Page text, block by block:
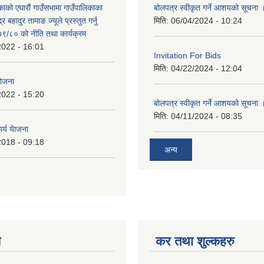
एघारौं गाउँसभामा गाउँपालिकाका
बहादुर तामाङ ज्यूले प्रस्तुत गर्नु
८० को नीति तथा कार्यक्रम
- 16:01
- 15:20
येाजना
- 09:18
बोलपत्र स्वीकृत गर्ने आशयको सूचना
मिति: 06/04/2024 - 10:24
Invitation For Bids
मिति: 04/22/2024 - 12:04
बोलपत्र स्वीकृत गर्ने आशयको सूचना
मिति: 04/11/2024 - 08:35
अन्य
कर तथा शुल्कहरु